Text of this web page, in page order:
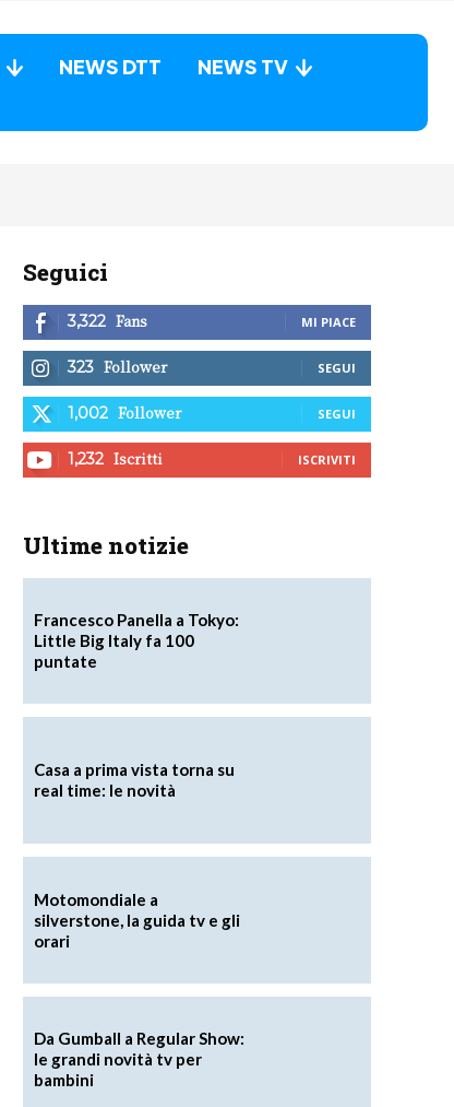
NEWS DTT
NEWS TV
Seguici
3,322 Fans MI PIACE
323 Follower SEGUI
1,002 Follower SEGUI
1,232 Iscritti ISCRIVITI
Ultime notizie
Francesco Panella a Tokyo:
Little Big Italy fa 100
puntate
Casa a prima vista torna su
real time: le novità
Motomondiale a
silverstone, la guida tv e gli
orari
Da Gumball a Regular Show:
le grandi novità tv per
bambini